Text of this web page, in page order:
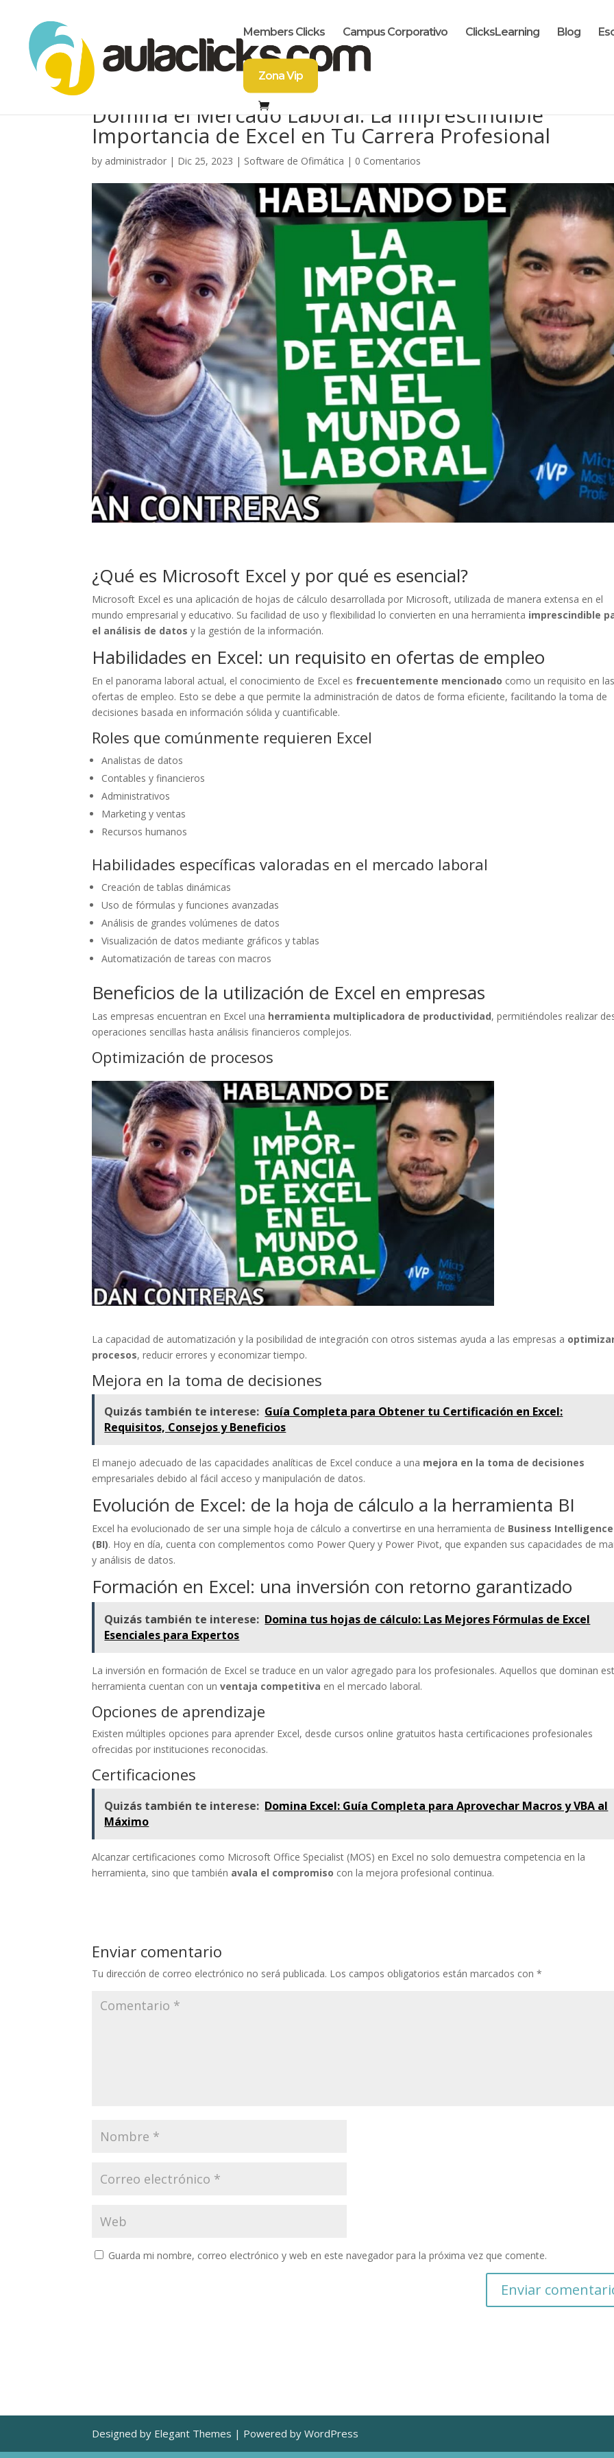
Members Clicks Campus Corporativo ClicksLearning Blog
Zona Vip
Domina el Mercado Laboral: La Imprescindible
Importancia de Excel en Tu Carrera Profesional
by administrador | Dic 25, 2023 | Software de Ofimática | 0 Comentarios
¿Qué es Microsoft Excel y por qué es esencial?
Microsoft Excel es una aplicación de hojas de cálculo desarrollada por Microsoft, utilizada de manera extensa en el
mundo empresarial y educativo. Su facilidad de uso y flexibilidad lo convierten en una herramienta imprescindible
el análisis de datos y la gestión de la información.
Habilidades en Excel: un requisito en ofertas de empleo
En el panorama laboral actual, el conocimiento de Excel es frecuentemente mencionado como un requisito en
ofertas de empleo. Esto se debe a que permite la administración de datos de forma eficiente, facilitando la toma de
decisiones basada en información sólida y cuantificable.
Roles que comúnmente requieren Excel
Analistas de datos
Contables y financieros
Administrativos
Marketing y ventas
Recursos humanos
Habilidades específicas valoradas en el mercado laboral
Creación de tablas dinámicas
Uso de fórmulas y funciones avanzadas
Análisis de grandes volúmenes de datos
Visualización de datos mediante gráficos y tablas
Automatización de tareas con macros
Beneficios de la utilización de Excel en empresas
Las empresas encuentran en Excel una herramienta multiplicadora de productividad, permitiéndoles realizar
operaciones sencillas hasta análisis financieros complejos.
Optimización de procesos
La capacidad de automatización y la posibilidad de integración con otros sistemas ayuda a las empresas a
procesos, reducir errores y economizar tiempo.
Mejora en la toma de decisiones
Quizás también te interese: Guía Completa para Obtener tu Certificación en Excel:
Requisitos, Consejos y Beneficios
El manejo adecuado de las capacidades analíticas de Excel conduce a una mejora en la toma de decisiones
empresariales debido al fácil acceso y manipulación de datos.
Evolución de Excel: de la hoja de cálculo a la herramienta BI
Excel ha evolucionado de ser una simple hoja de cálculo a convertirse en una herramienta de Business Intelligence
(BI). Hoy en día, cuenta con complementos como Power Query y Power Pivot, que expanden sus capacidades de
y análisis de datos.
Formación en Excel: una inversión con retorno garantizado
Quizás también te interese: Domina tus hojas de cálculo: Las Mejores Fórmulas de Excel
Esenciales para Expertos
La inversión en formación de Excel se traduce en un valor agregado para los profesionales. Aquellos que dominan
herramienta cuentan con unventaja competitiva en el mercado laboral.
Opciones de aprendizaje
Existen múltiples opciones para aprender Excel, desde cursos online gratuitos hasta certificaciones profesionales
ofrecidas por instituciones reconocidas.
Certificaciones
Quizás también te interese: Domina Excel: Guía Completa para Aprovechar Macros y VBA al
Máximo
Alcanzar certificaciones como Microsoft Office Specialist (MOS) en Excel no solo demuestra competencia en la
herramienta, sino que también avala el compromiso con la mejora profesional continua.
Enviar comentario
Tu dirección de correo electrónico no será publicada. Los campos obligatorios están marcados con*
Guarda mi nombre, correo electrónico y web en este navegador para la próxima vez que comente.
Designed by Elegant Themes | Powered by WordPress